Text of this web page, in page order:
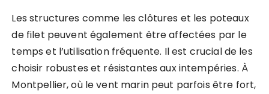
Les structures comme les clôtures et les poteaux
de filet peuvent également être affectées par le
temps et l’utilisation fréquente. Il est crucial de les
choisir robustes et résistantes aux intempéries. À
Montpellier, où le vent marin peut parfois être fort,